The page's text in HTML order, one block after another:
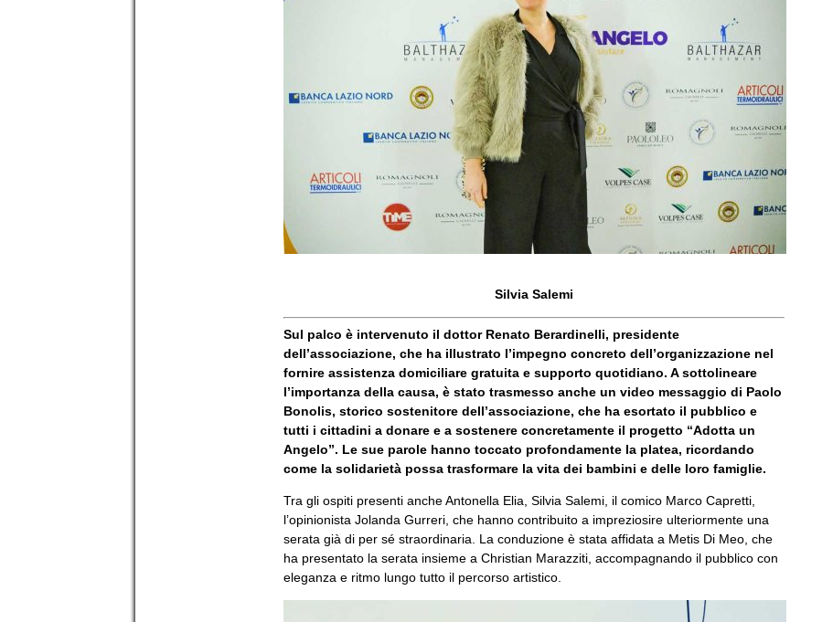
Silvia Salemi
Sul palco è intervenuto il dottor Renato Berardinelli, presidente
dell’associazione, che ha illustrato l’impegno concreto dell’organizzazione nel
fornire assistenza domiciliare gratuita e supporto quotidiano. A sottolineare
l’importanza della causa, è stato trasmesso anche un video messaggio di Paolo
Bonolis, storico sostenitore dell’associazione, che ha esortato il pubblico e
tutti i cittadini a donare e a sostenere concretamente il progetto “Adotta un
Angelo”. Le sue parole hanno toccato profondamente la platea, ricordando
come la solidarietà possa trasformare la vita dei bambini e delle loro famiglie.
Tra gli ospiti presenti anche Antonella Elia, Silvia Salemi, il comico Marco Capretti,
l’opinionista Jolanda Gurreri, che hanno contribuito a impreziosire ulteriormente una
serata già di per sé straordinaria. La conduzione è stata affidata a Metis Di Meo, che
ha presentato la serata insieme a Christian Marazziti, accompagnando il pubblico con
eleganza e ritmo lungo tutto il percorso artistico.